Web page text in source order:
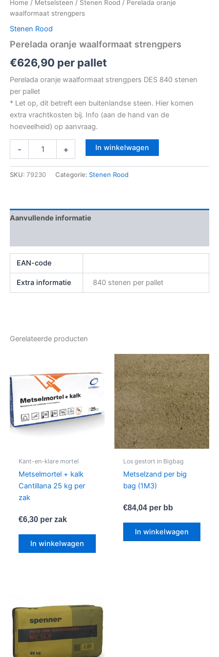
Home / Metselsteen / Stenen Rood / Perelada oranje
waalformaat strengpers
Stenen Rood
Perelada oranje waalformaat strengpers
€626,90 per pallet
Perelada oranje waalformaat strengpers DES 840 stenen
per pallet
* Let op, dit betreft een buitenlandse steen. Hier komen
extra vrachtkosten bij. Info (aan de hand van de
hoeveelheid) op aanvraag.
- + In winkelwagen
SKU: 79230 Categorie: Stenen Rood
Aanvullende informatie
EAN-code
Extra informatie 840 stenen per pallet
Gerelateerde producten
Kant-en-klare mortel
Metselmortel + kalk
Cantillana 25 kg per
zak
€6,30per zak
In winkelwagen
Los gestort in Bigbag
Metselzand per big
bag (1M3)
€84,04per bb
In winkelwagen